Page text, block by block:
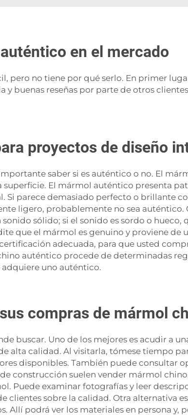
en el mercado
pero no tiene por qué serlo. En primer
buenas reseñas por parte de otros
proyectos de diseño
saber si es auténtico o no. El
El mármol auténtico presenta
Si parece demasiado perfecto o brillante
ligero, probablemente no sea
sólido; si el sonido es sordo o hueco,
que el mármol es genuino y proviene de
adecuada, para que usted
auténtico procede de determinadas
adquiere uno auténtico.
compras de mármol
buscar. Uno de los mejores es acudir a
alta calidad. Al visitarla, tómese tiempo
disponibles. También puede consultar
construcción suelen vender mármol
Puede examinar fotografías y leer
clientes sobre la calidad. Otra alternativa
Allí podrá ver los materiales en persona y,